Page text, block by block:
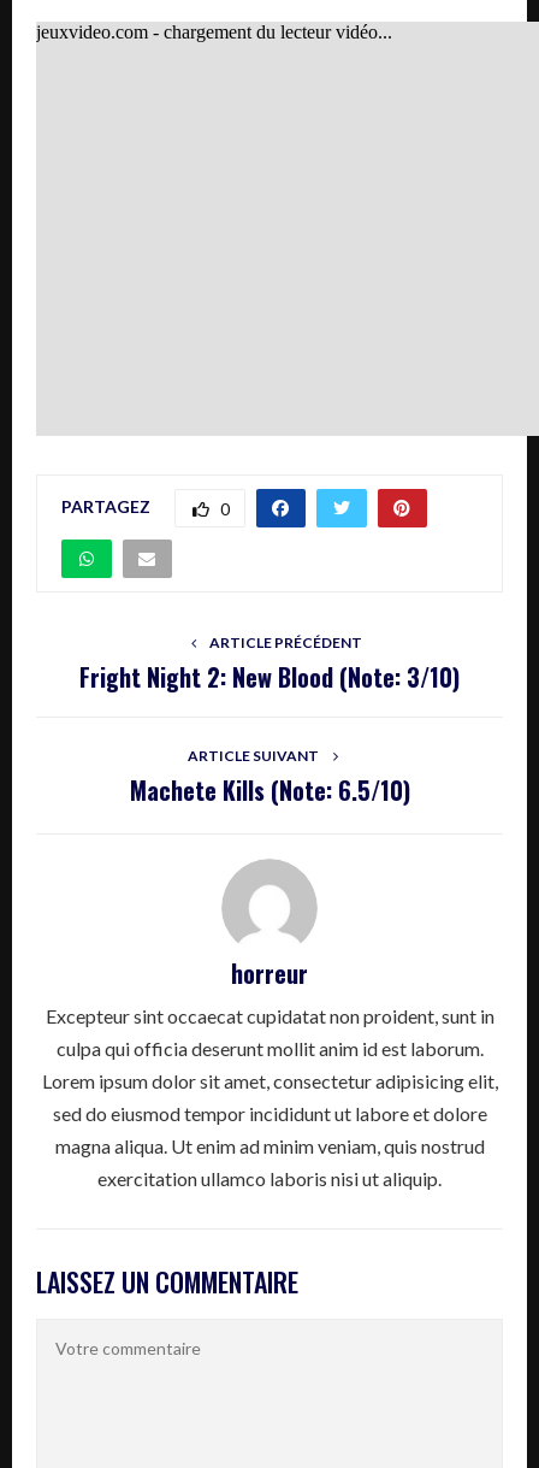
PARTAGEZ 0
ARTICLE PRÉCÉDENT
Fright Night 2: New Blood (Note: 3/10)
ARTICLE SUIVANT
Machete Kills (Note: 6.5/10)
horreur
Excepteur sint occaecat cupidatat non proident, sunt in
culpa qui officia deserunt mollit anim id est laborum.
Lorem ipsum dolor sit amet, consectetur adipisicing elit,
sed do eiusmod tempor incididunt ut labore et dolore
magna aliqua. Ut enim ad minim veniam, quis nostrud
exercitation ullamco laboris nisi ut aliquip.
LAISSEZ UN COMMENTAIRE